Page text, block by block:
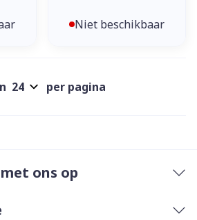
Niet beschikbaar
per pagina
ons op